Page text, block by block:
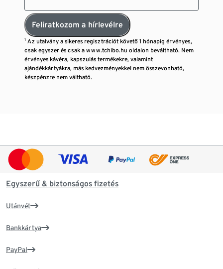
Feliratkozom a hírlevélre
¹ Az utalvány a sikeres regisztrációt követő 1 hónapig érvényes,
csak egyszer és csak a www.tchibo.hu oldalon beváltható. Nem
érvényes kávéra, kapszulás termékekre, valamint
ajándékkártyákra, más kedvezményekkel nem összevonható,
készpénzre nem váltható.
Egyszerű & biztonságos fizetés
Utánvét
Bankkártya
PayPal